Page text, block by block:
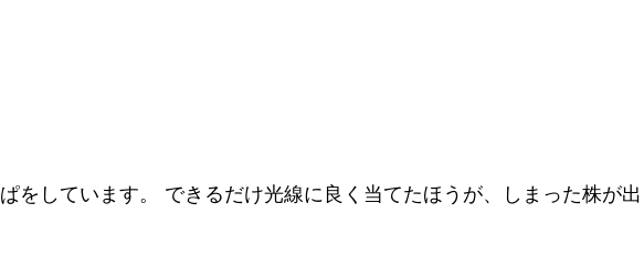
しています。 できるだけ光線に良く当てたほうが、しまった株が出